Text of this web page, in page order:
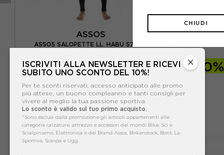
ASSOS
ASSOS SALOPETTE LL. HABU S7 NERO
-30% 210,00€ -30%
×
ISCRIVITI ALLA NEWSLETTER E RICEVI
SUBITO UNO SCONTO DEL 10%!
Per te sconti riservati, accesso anticipato alle promo
più attese, un buono compleanno e tanti consigli per
vivere al meglio la tua passione sportiva.
Lo sconto è valido sul tuo primo acquisto.
*Sono esclusi dalla promozione gli articoli appartenenti alle
categorie calzature, attrezzo e accessori dei mondi Bike, Sci e
Scialpinismo, Elettronica e dei Brand Assos, Birkenstock, Bont, La
Sportiva, Scarpa e Ugg.
CHIUDI